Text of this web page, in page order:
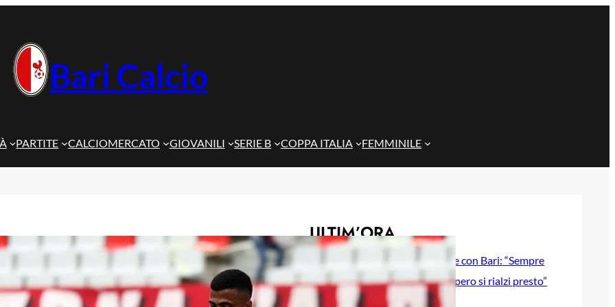
Bari Calcio
PARTITE CALCIOMERCATO GIOVANILI SERIE B COPPA ITALIA FEMMINILE
ULTIM’ORA
Gazzi e il legame con Bari: “Sempre
nel mio cuore, spero si rialzi presto”
29 Maggio 2026